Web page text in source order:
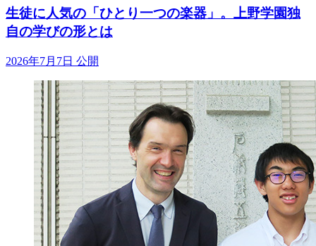
生徒に人気の「ひとり一つの楽器」。上野学園独
自の学びの形とは
2026年7月7日 公開